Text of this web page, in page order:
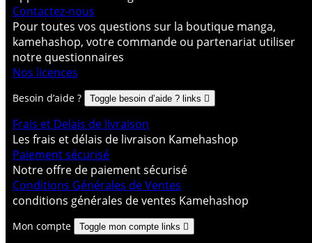
Contactez-nous
Pour toutes vos questions sur la boutique manga,
kamehashop, votre commande ou partenariat utiliser
notre questionnaires
Nos licences
Besoin d’aide ? Toggle besoin d’aide ? links 
Frais et Delais de livraison
Les frais et délais de livraison Kamehashop
Paiement sécurisé
Notre offre de paiement sécurisé
Conditions Générales de Ventes
conditions générales de ventes Kamehashop
Mon compte Toggle mon compte links 